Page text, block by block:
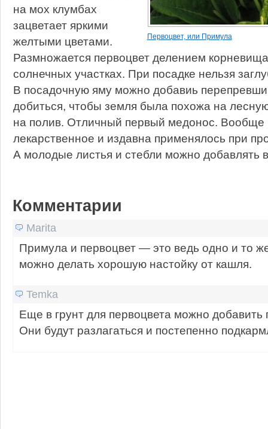
Первоцвет, или Примула
на мох клумбах
зацветает яркими
желтыми цветами.
Размножается первоцвет делением
солнечных участках. При посадке нельзя
В посадочную яму можно добавиь
добиться, чтобы земля была похожа на
на полив. Отличный первый медонос. Вообще
лекарственное и издавна применялось при
А молодые листья и стебли можно добавлять
Комментарии
Marita
Примула и первоцвет — это ведь одно и то
можно делать хорошую настойку от кашля.
Temka
Еще в грунт для первоцвета можно добавить
Они будут разлагаться и постепенно